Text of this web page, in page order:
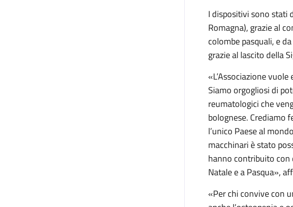
I dispositivi sono stati
Romagna), grazie al
colombe pasquali, e
grazie al lascito della
«L’Associazione
Siamo orgogliosi di
reumatologici che
bolognese. Crediamo
l’unico Paese al
macchinari è stato
hanno contribuito con
Natale e a Pasqua»,
«Per chi convive con